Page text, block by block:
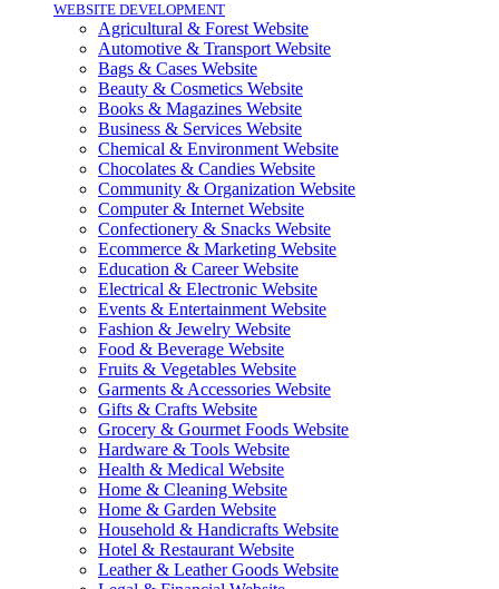
WEBSITE DEVELOPMENT
Agricultural & Forest Website
Automotive & Transport Website
Bags & Cases Website
Beauty & Cosmetics Website
Books & Magazines Website
Business & Services Website
Chemical & Environment Website
Chocolates & Candies Website
Community & Organization Website
Computer & Internet Website
Confectionery & Snacks Website
Ecommerce & Marketing Website
Education & Career Website
Electrical & Electronic Website
Events & Entertainment Website
Fashion & Jewelry Website
Food & Beverage Website
Fruits & Vegetables Website
Garments & Accessories Website
Gifts & Crafts Website
Grocery & Gourmet Foods Website
Hardware & Tools Website
Health & Medical Website
Home & Cleaning Website
Home & Garden Website
Household & Handicrafts Website
Hotel & Restaurant Website
Leather & Leather Goods Website